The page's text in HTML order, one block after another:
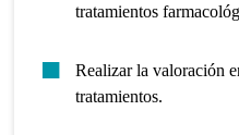
tratamientos
Realizar la valoración
tratamientos.